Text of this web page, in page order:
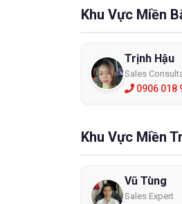
Khu Vực Miền
Trịnh Hậu
Sales
0906 018
Khu Vực Miền
Vũ Tùng
Sales Expert